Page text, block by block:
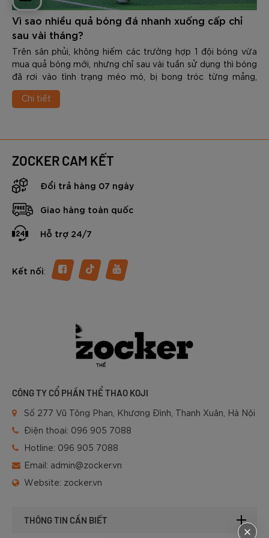
Vì sao nhiều quả bóng đá nhanh xuống cấp chỉ
sau vài tháng?
Trên sân phủi, không hiếm các trường hợp 1 đội bóng vừa
mua quả bóng mới, nhưng chỉ sau vài tuần sử dụng thì bóng
đã rơi vào tình trạng méo mó, bị bong tróc từng mảng,
thấm nước nặng nề hoặc là không còn giữ được hơi. Điều
này không chỉ gây ra tình trạng lãng phí mà còn làm giảm
Vậy vì sao nhiều quả bóng đá nhanh xuống cấp chỉ sau vài
tháng? Và làm thế nào để chọn được 1 quả bóng đủ “trâu”
để đáp ứng & vượt qua được những thử thách khắc nghiệt
trên sân cỏ. Trong nội dung dưới đây các bạn hãy cùng
Zocker tìm hiểu chi tiết nhé.
Chi tiết
ZOCKER CAM KẾT
Đổi trả hàng 07 ngày
Giao hàng toàn quốc
Hỗ trợ 24/7
Kết nối:
CÔNG TY CỔ PHẦN THỂ THAO KOJI
Số 277 Vũ Tông Phan, Khương Đình, Thanh Xuân, Hà Nội
Điện thoại: 096 905 7088
Hotline: 096 905 7088
Email: admin@zocker.vn
Website: zocker.vn
THÔNG TIN CẦN BIẾT